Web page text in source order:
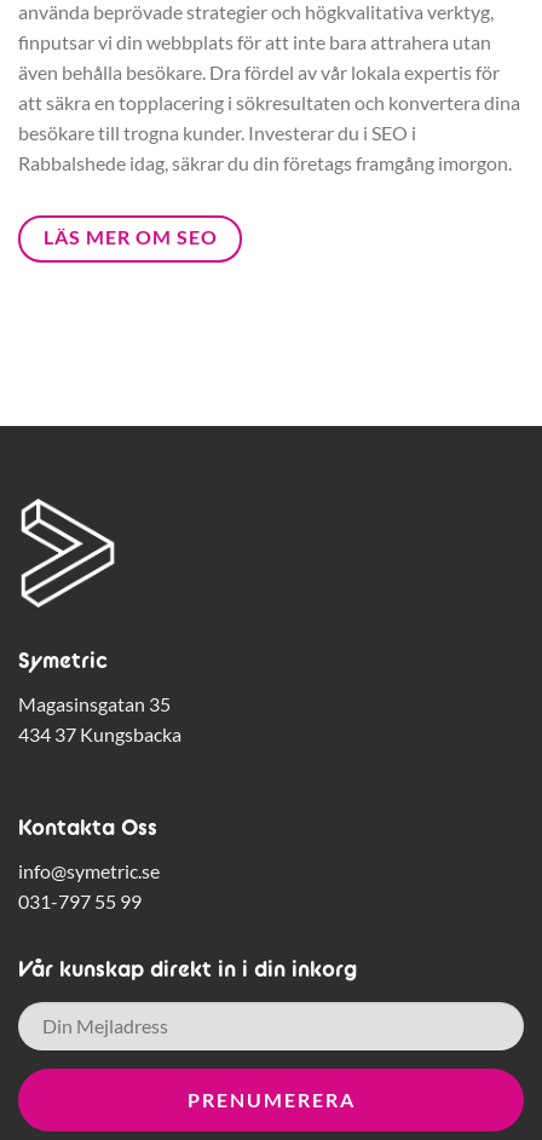
använda beprövade strategier och högkvalitativa verktyg,
finputsar vi din webbplats för att inte bara attrahera utan
även behålla besökare. Dra fördel av vår lokala expertis för
att säkra en topplacering i sökresultaten och konvertera dina
besökare till trogna kunder. Investerar du i SEO i
Rabbalshede idag, säkrar du din företags framgång imorgon.
LÄS MER OM SEO
Symetric
Magasinsgatan 35
434 37 Kungsbacka
Kontakta Oss
info@symetric.se
031-797 55 99
Vår kunskap direkt in i din inkorg
E-
post *